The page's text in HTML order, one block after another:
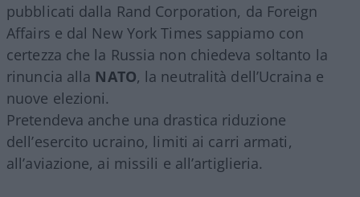
pubblicati dalla Rand Corporation, da Foreign
Affairs e dal New York Times sappiamo con
certezza che la Russia non chiedeva soltanto la
rinuncia alla NATO, la neutralità dell’Ucraina e
nuove elezioni.
Pretendeva anche una drastica riduzione
dell’esercito ucraino, limiti ai carri armati,
all’aviazione, ai missili e all’artiglieria.